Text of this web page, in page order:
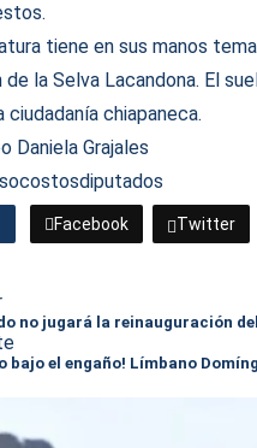
tiene en sus manos
la Selva Lacandona. El
chiapaneca.
Daniela Grajales
costosdiputados
Facebook Twitter
no jugará la reinauguración
bajo el engaño! Límbano